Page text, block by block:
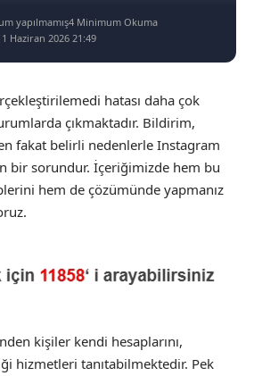
Haziran 2026 21:49
yapılmamış4 Minimum Okuma
hatası daha çok
çıkmaktadır. Bildirim,
fakat belirli nedenlerle Instagram
bir sorundur. İçeriğimizde hem bu
hem de çözümünde yapmanız
kişiler kendi hesaplarını,
hizmetleri tanıtabilmektedir. Pek